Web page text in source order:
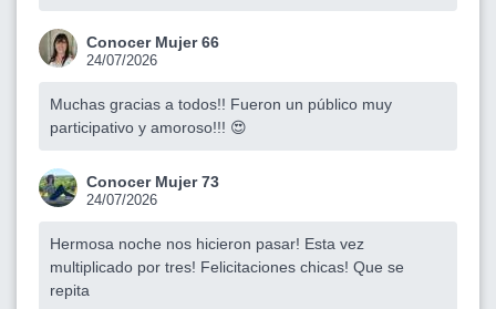
Conocer Mujer 66
24/07/2026
Muchas gracias a todos!! Fueron un público muy
participativo y amoroso!!! 😍
Conocer Mujer 73
24/07/2026
Hermosa noche nos hicieron pasar! Esta vez
multiplicado por tres! Felicitaciones chicas! Que se
repita